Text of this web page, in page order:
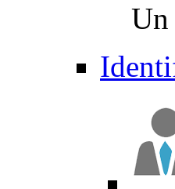
Un